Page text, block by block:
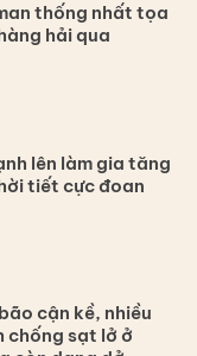
thống nhất tọa
hải qua
lên làm gia tăng
tiết cực đoan
cận kề, nhiều
chống sạt lở ở